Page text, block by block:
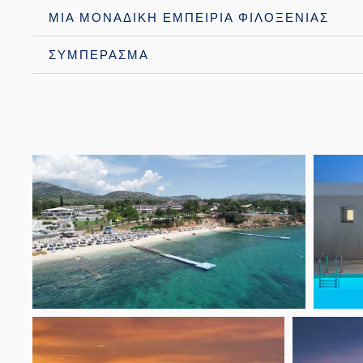
ΜΙΑ ΜΟΝΑΔΙΚΗ ΕΜΠΕΙΡΙΑ ΦΙΛΟΞΕΝΙΑΣ
ΣΥΜΠΕΡΑΣΜΑ
Open link Open